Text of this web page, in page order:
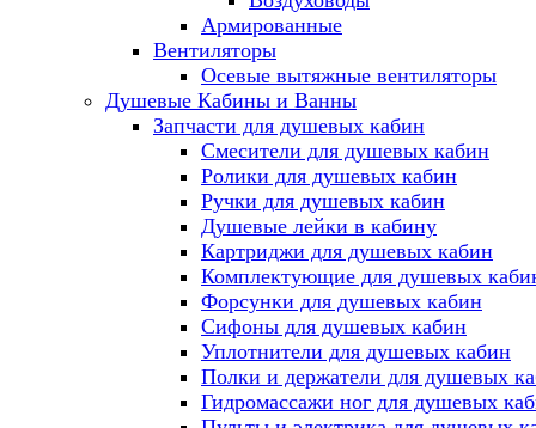
Армированные
Вентиляторы
Осевые вытяжные вентиляторы
Душевые Кабины и Ванны
Запчасти для душевых кабин
Смесители для душевых кабин
Ролики для душевых кабин
Ручки для душевых кабин
Душевые лейки в кабину
Картриджи для душевых кабин
Комплектующие для душевых
Форсунки для душевых кабин
Сифоны для душевых кабин
Уплотнители для душевых кабин
Полки и держатели для душевых
Гидромассажи ног для душевых